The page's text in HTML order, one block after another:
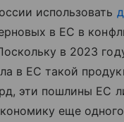
использовать
в ЕС в
в 2023
в ЕС такой
эти пошлины ЕС
еще